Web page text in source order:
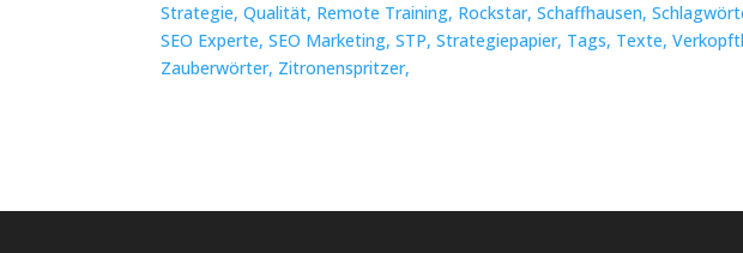
Strategie,Qualität, Remote Training, Rockstar,Schaffhausen,
SEO Experte,SEO Marketing,STP,Strategiepapier, Tags, Texte,
Zauberwörter, Zitronenspritzer,